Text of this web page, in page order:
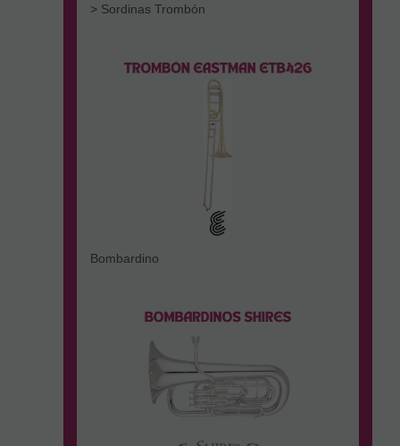
> Sordinas Trombón
Bombardino